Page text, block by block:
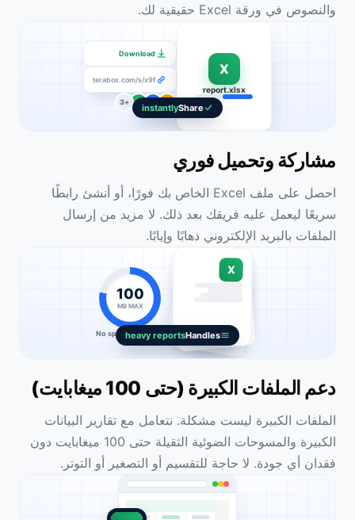
والنصوص في ورقة Excel حقيقية لك.
X
report.xlsx
Download
terabox.com/s/x9f
M
+3 Share
instantly
مشاركة وتحميل فوري
احصل على ملف Excel الخاص بك فورًا، أو أنشئ رابطًا
سريعًا ليعمل عليه فريقك بعد ذلك. لا مزيد من إرسال
الملفات بالبريد الإلكتروني ذهابًا وإيابًا.
X
100
MB MAX
No splitting needed Handles
heavy reports
دعم الملفات الكبيرة (حتى 100 ميغابايت)
الملفات الكبيرة ليست مشكلة. نتعامل مع تقارير البيانات
الكبيرة والمسوحات الضوئية الثقيلة حتى 100 ميغابايت دون
فقدان أي جودة. لا حاجة للتقسيم أو التصغير أو التوتر.